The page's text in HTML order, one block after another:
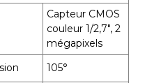
Capteur CMOS
couleur 1/2,7", 2
mégapixels
105°